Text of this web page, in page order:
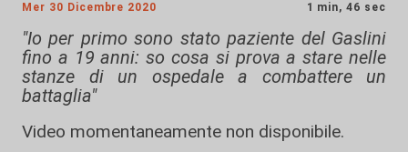
Mer 30 Dicembre 2020 1 min, 46 sec
"Io per primo sono stato paziente del Gaslini
fino a 19 anni: so cosa si prova a stare nelle
stanze di un ospedale a combattere un
battaglia"
Video momentaneamente non disponibile.